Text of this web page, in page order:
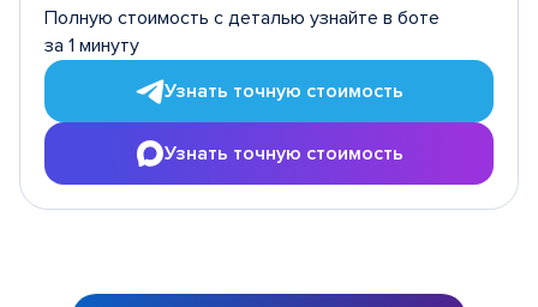
Полную стоимость с деталью узнайте в боте
за 1 минуту
Узнать точную стоимость
Узнать точную стоимость